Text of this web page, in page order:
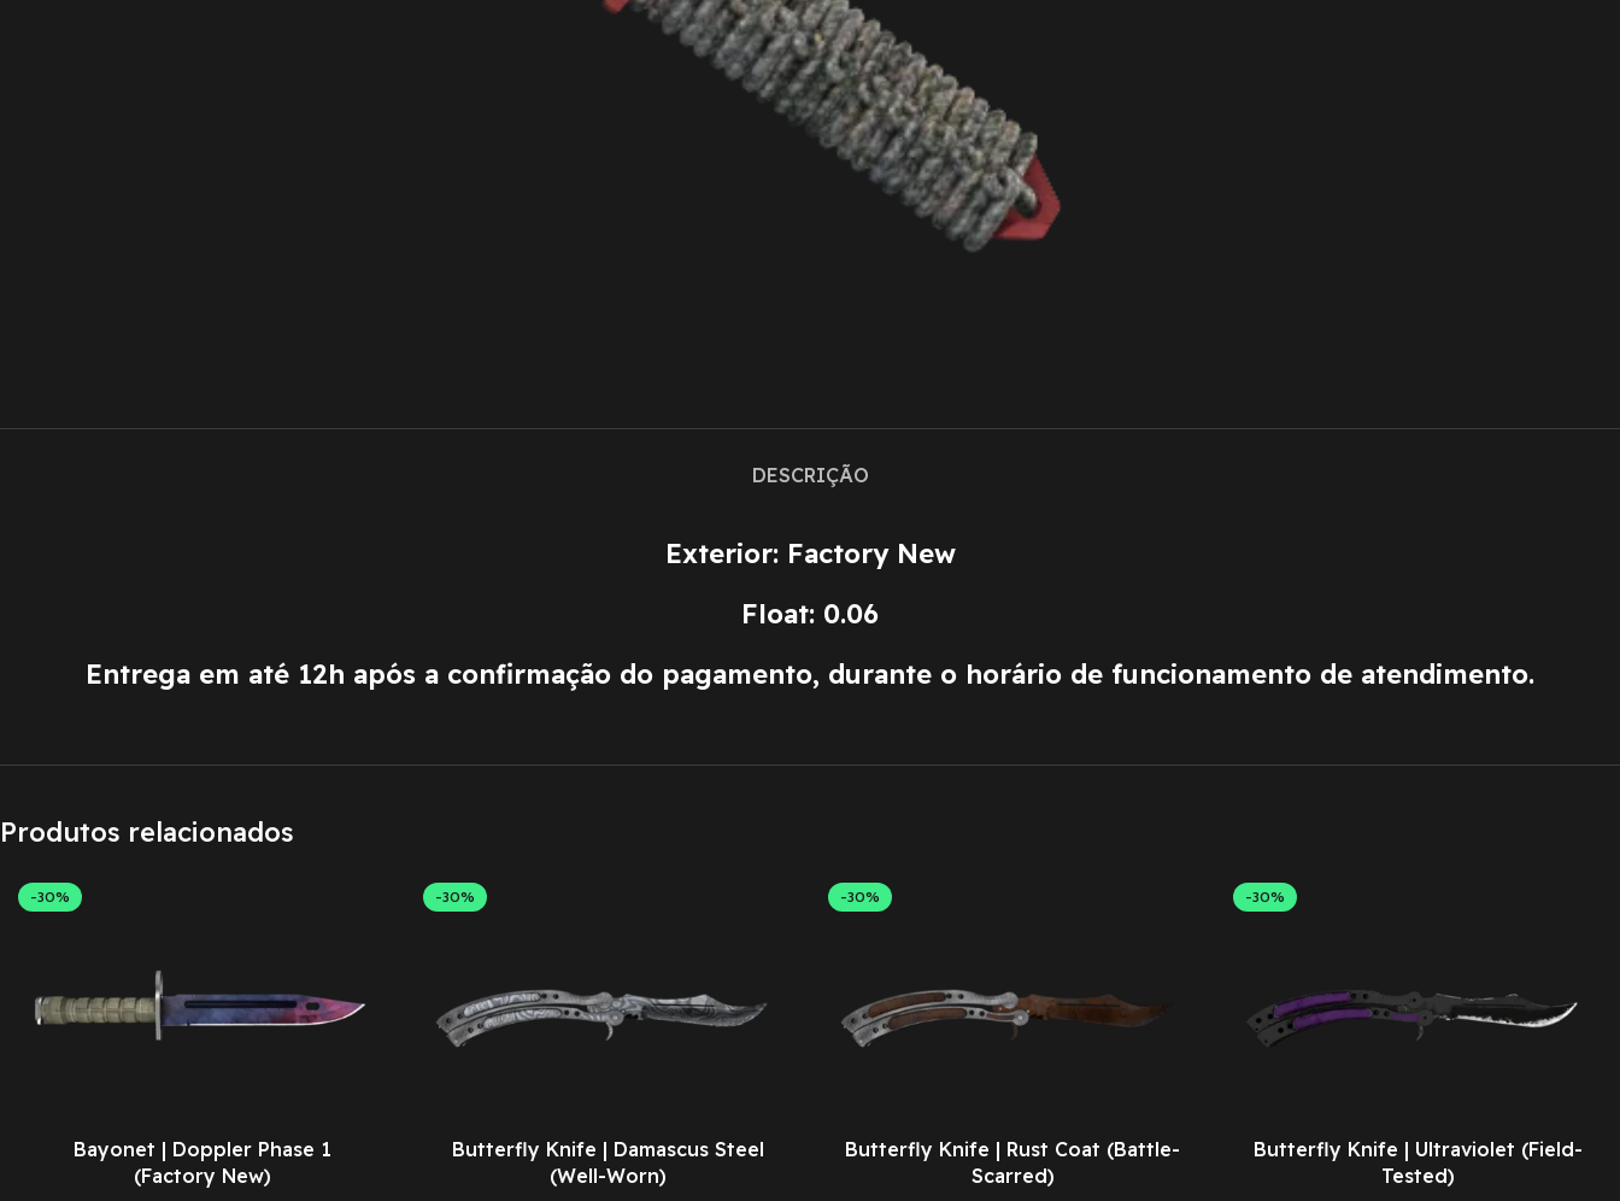
DESCRIÇÃO
Exterior: Factory New
Float: 0.06
Entrega em até 12h após a confirmação do pagamento, durante o horário de funcionamento de atendimento.
Produtos relacionados
-30%
Bayonet | Doppler Phase 1
(Factory New)
-30%
Butterfly Knife | Damascus Steel
(Well-Worn)
-30%
Butterfly Knife | Rust Coat (Battle-
Scarred)
-30%
Butterfly Knife | Ultraviolet (Field-
Tested)